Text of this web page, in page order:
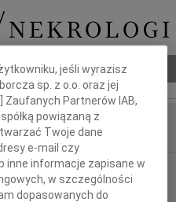
jeśli wyrazisz
sp. z o.o. oraz jej
] Zaufanych Partnerów IAB,
powiązaną z
Twoje dane
e-mail czy
inne informacje zapisane w
w szczególności
dopasowanych do